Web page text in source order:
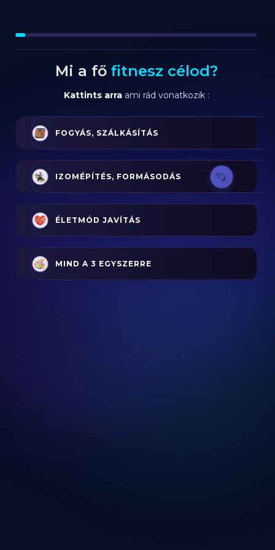
Mi a fő fitnesz célod?
Kattints arraami rád vonatkozik :
FOGYÁS, SZÁLKÁSÍTÁS
IZOMÉPÍTÉS, FORMÁSODÁS
ÉLETMÓD JAVÍTÁS
MIND A 3 EGYSZERRE